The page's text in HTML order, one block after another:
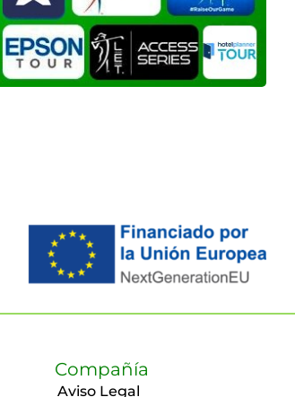
Compañía
Aviso Legal